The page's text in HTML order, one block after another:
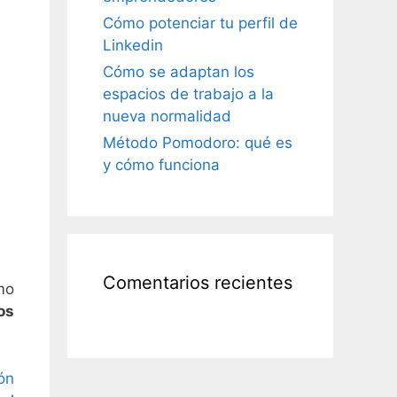
Cómo potenciar tu perfil de
Linkedin
Cómo se adaptan los
espacios de trabajo a la
nueva normalidad
Método Pomodoro: qué es
y cómo funciona
Comentarios recientes